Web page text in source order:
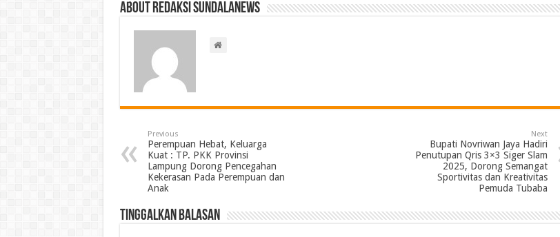
About Redaksi Sundalanews
Previous
Perempuan Hebat, Keluarga
Kuat : TP. PKK Provinsi
Lampung Dorong Pencegahan
Kekerasan Pada Perempuan dan
Anak
Next
Bupati Novriwan Jaya Hadiri
Penutupan Qris 3×3 Siger Slam
2025, Dorong Semangat
Sportivitas dan Kreativitas
Pemuda Tubaba
Tinggalkan Balasan